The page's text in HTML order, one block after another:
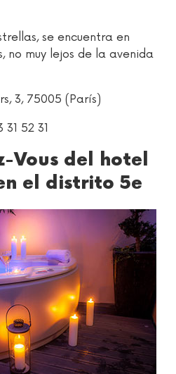
se encuentra en
no muy lejos de la avenida
3, 75005 (París)
52 31
Vous del hotel
el distrito 5e